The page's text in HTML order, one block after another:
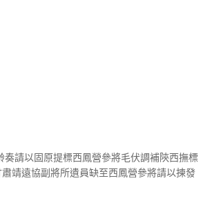
奏請以固原提標西鳳營參將毛伏調補陝西撫標
靖遠協副將所遺員缺至西鳳營參將請以揀發